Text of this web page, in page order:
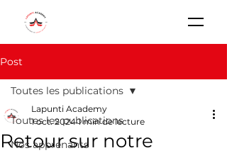
Post
Toutes les publications
Nos apprenants
Toutes les publications
Retour sur notre
Lapunti Academy
1 oct. 2024 1 min de lecture